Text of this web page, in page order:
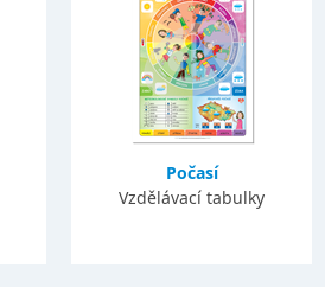
Počasí
Vzdělávací tabulky